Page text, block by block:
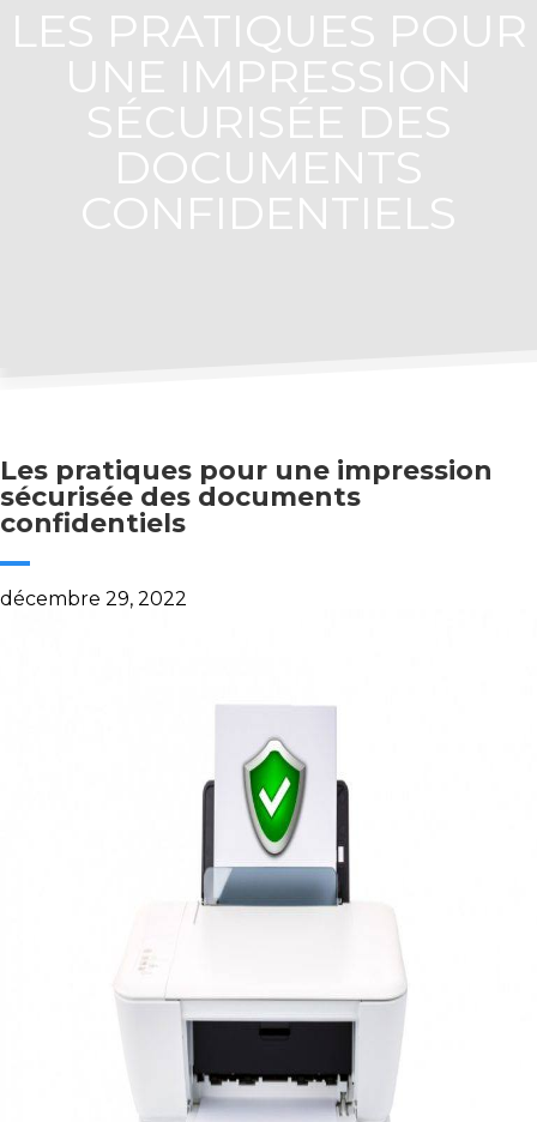
LES PRATIQUES POUR
UNE IMPRESSION
SÉCURISÉE DES
DOCUMENTS
CONFIDENTIELS
Les pratiques pour une impression
sécurisée des documents
confidentiels
décembre 29, 2022